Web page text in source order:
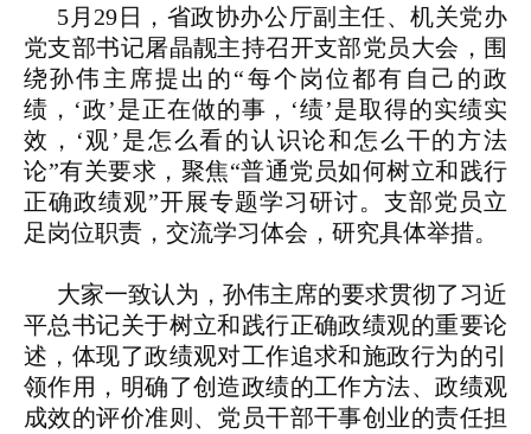
5月29日，省政协办公厅副主任、机关党办
党支部书记屠晶靓主持召开支部党员大会，围
绕孙伟主席提出的“每个岗位都有自己的政
绩，‘政’是正在做的事，‘绩’是取得的实绩实
效，‘观’是怎么看的认识论和怎么干的方法
论”有关要求，聚焦“普通党员如何树立和践行
正确政绩观”开展专题学习研讨。支部党员立
足岗位职责，交流学习体会，研究具体举措。
大家一致认为，孙伟主席的要求贯彻了习近
平总书记关于树立和践行正确政绩观的重要论
述，体现了政绩观对工作追求和施政行为的引
领作用，明确了创造政绩的工作方法、政绩观
成效的评价准则、党员干部干事创业的责任担